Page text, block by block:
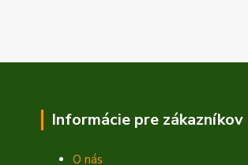
Informácie pre zákazníkov
O nás